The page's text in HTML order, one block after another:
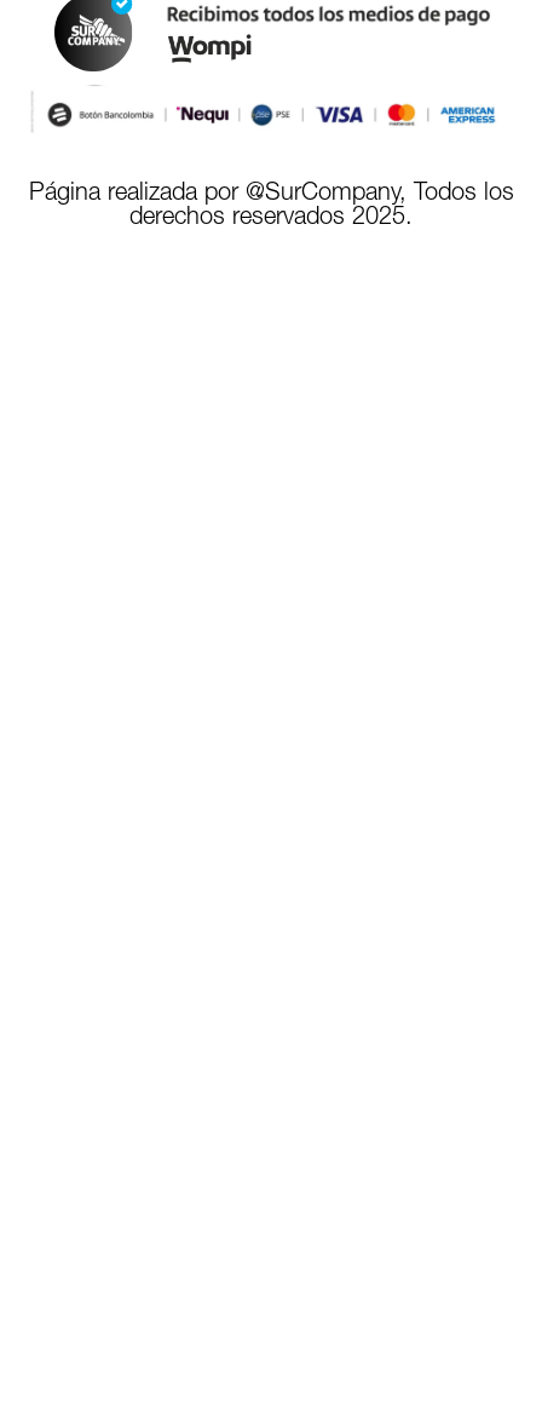
Página realizada por @SurCompany, Todos los
derechos reservados 2025.